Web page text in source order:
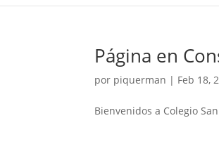
Página en
por piquerman | Feb 18,
Bienvenidos a Colegio